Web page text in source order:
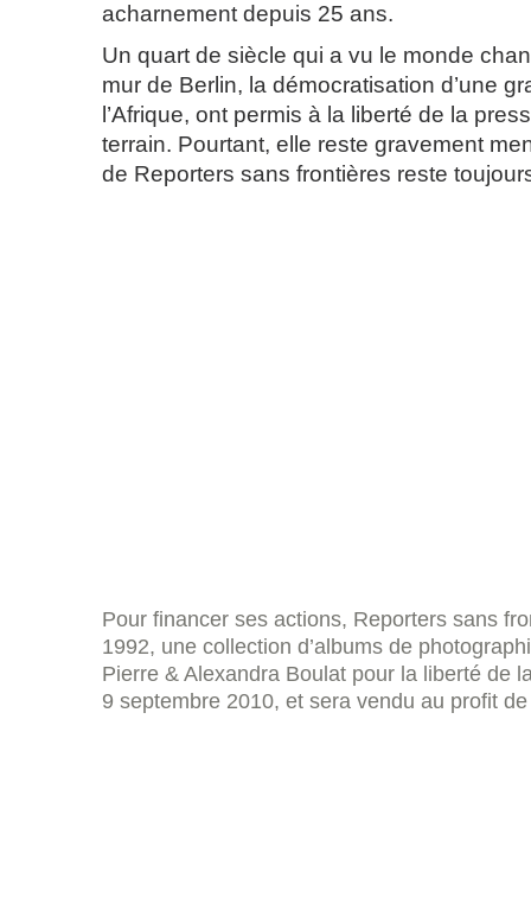
acharnement depuis 25 ans.
Un quart de siècle qui a vu le monde
mur de Berlin, la démocratisation d’une
l’Afrique, ont permis à la liberté de la
terrain. Pourtant, elle reste gravement
de Reporters sans frontières reste
Pour financer ses actions, Reporters sans
1992, une collection d’albums de
Pierre & Alexandra Boulat pour la liberté de
9 septembre 2010, et sera vendu au profit de